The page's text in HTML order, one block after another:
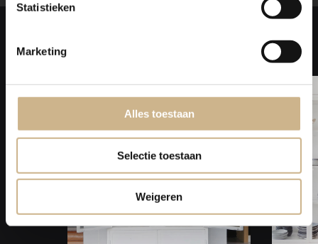
Statistieken
Marketing
Alles toestaan
Selectie toestaan
Weigeren
INSPIREREN